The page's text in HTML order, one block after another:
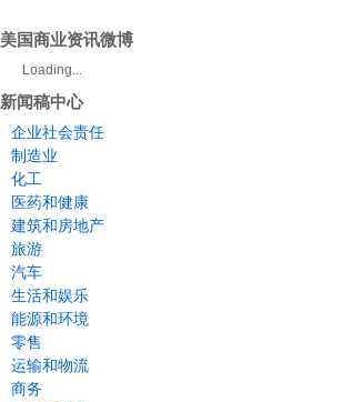
美国商业资讯微博
Loading...
新闻稿中心
企业社会责任
制造业
化工
医药和健康
建筑和房地产
旅游
汽车
生活和娱乐
能源和环境
零售
运输和物流
商务